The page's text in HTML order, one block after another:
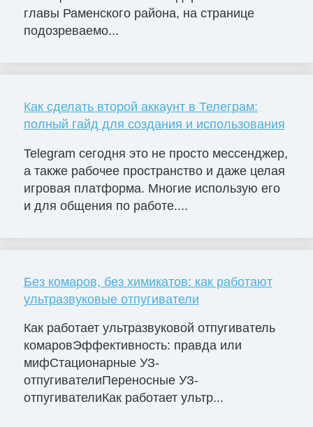
главы Раменского района, на странице
подозреваемо...
Как сделать второй аккаунт в Телеграм:
полный гайд для создания и использования
Telegram сегодня это не просто мессенджер,
а также рабочее пространство и даже целая
игровая платформа. Многие использую его
и для общения по работе....
Без комаров, без химикатов: как работают
ультразвуковые отпугиватели
Как работает ультразвуковой отпугиватель
комаровЭффективность: правда или
мифСтационарные УЗ-
отпугивателиПереносные УЗ-
отпугивателиКак работает ультр...